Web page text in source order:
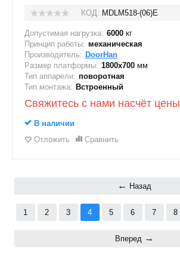
КОД: MDLM518-(06)E
Допустимая нагрузка: 6000 кг
Принцип работы: механическая
Производитель: DoorHan
Размер платформы: 1800x700 мм
Тип аппарели: поворотная
Тип монтажа: Встроенный
Свяжитесь с нами насчёт цены
В наличии
Отложить
Сравнить
Назад
1 2 3 4 5 6 7 8
Вперед